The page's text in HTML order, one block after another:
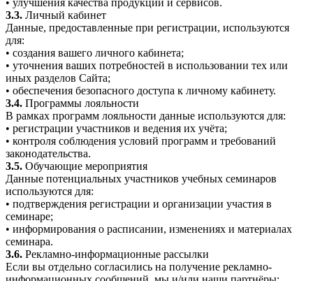
• улучшения качества продукции и сервисов.
3.3. Личный кабинет
Данные, предоставленные при регистрации, используются
для:
• создания вашего личного кабинета;
• уточнения ваших потребностей в использовании тех или
иных разделов Сайта;
• обеспечения безопасного доступа к личному кабинету.
3.4. Программы лояльности
В рамках программ лояльности данные используются для:
• регистрации участников и ведения их учёта;
• контроля соблюдения условий программ и требований
законодательства.
3.5. Обучающие мероприятия
Данные потенциальных участников учебных семинаров
используются для:
• подтверждения регистрации и организации участия в
семинаре;
• информирования о расписании, изменениях и материалах
семинара.
3.6. Рекламно-информационные рассылки
Если вы отдельно согласились на получение рекламно-